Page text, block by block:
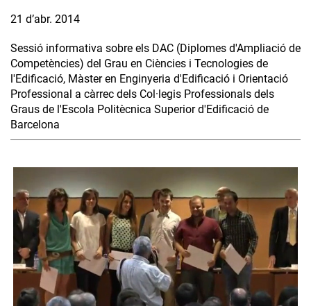
21 d’abr. 2014
Sessió informativa sobre els DAC (Diplomes d'Ampliació de
Competències) del Grau en Ciències i Tecnologies de
l'Edificació, Màster en Enginyeria d'Edificació i Orientació
Professional a càrrec dels Col·legis Professionals dels
Graus de l'Escola Politècnica Superior d'Edificació de
Barcelona